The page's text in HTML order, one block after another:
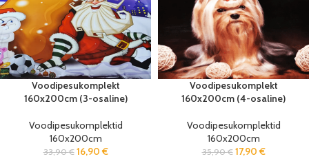
Voodipesukomplekt
160x200cm (3-osaline)
Voodipesukomplektid
160x200cm
33,90€ 16,90 €
Voodipesukomplekt
160x200cm (4-osaline)
Voodipesukomplektid
160x200cm
35,90€ 17,90 €